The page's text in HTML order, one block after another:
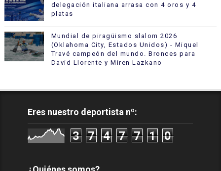
delegación italiana arrasa con 4 oros y 4
platas
Mundial de piragüismo slalom 2026
(Oklahoma City, Estados Unidos) - Miquel
Travé campeón del mundo. Bronces para
David Llorente y Miren Lazkano
Eres nuestro deportista nº:
3 7 4 7 7 1 0